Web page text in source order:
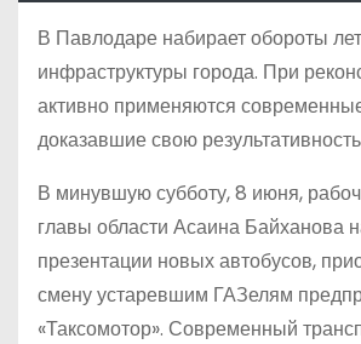
В Павлодаре набирает обороты
инфраструктуры города. При
активно применяются
доказавшие свою
В минувшую субботу, 8 июня,
главы области Асаина Байханова
презентации новых автобусов,
смену устаревшим ГАЗелям
«Таксомотор». Современный